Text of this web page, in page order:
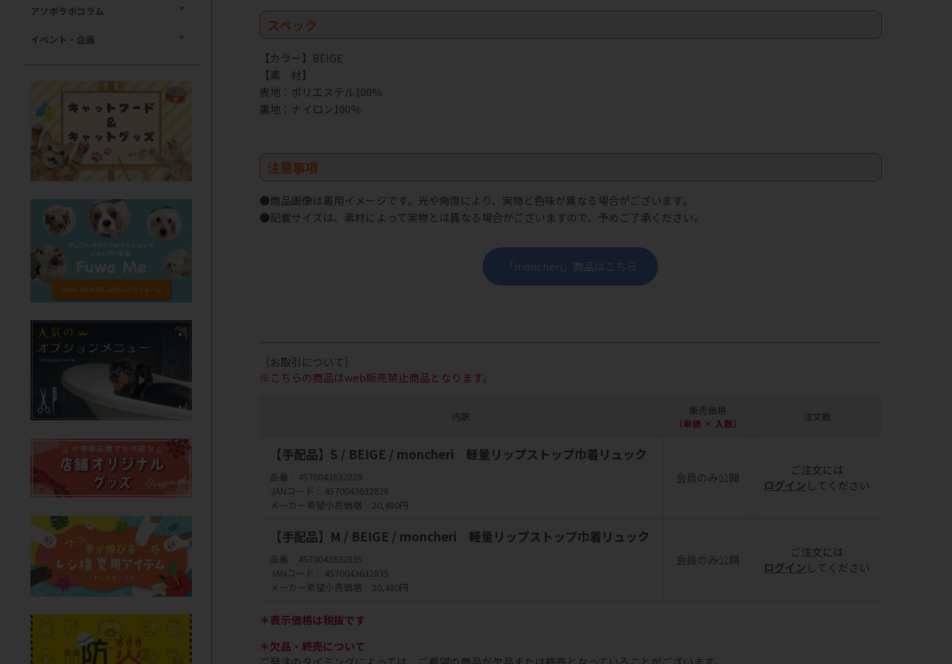
スペック
【カラー】BEIGE
【素 材】
表地：ポリエステル100％
裏地：ナイロン100％
注意事項
●商品画像は着用イメージです。光や角度により、実物と色味が異なる場合がございます。
●記載サイズは、素材によって実物とは異なる場合がございますので、予めご了承ください。
「moncheri」商品はこちら
［お取引について］
※こちらの商品はweb販売禁止商品となります。
内訳
販売価格
（単価 × 入数）
注文数
【手配品】S / BEIGE / moncheri 軽量リップストップ巾着リュック
品番
4570043632828
JANコード
4570043632828
メーカー希望小売価格
20,480円
会員のみ公開
ご注文には
ログイン してください
【手配品】M / BEIGE / moncheri 軽量リップストップ巾着リュック
品番
4570043632835
JANコード
4570043632835
メーカー希望小売価格
20,480円
会員のみ公開
ご注文には
ログイン してください
＊表示価格は税抜です
＊欠品・終売について
アソボラボコラム
イベント・企画